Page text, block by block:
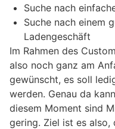
Suche nach
Suche nach einem
Ladengeschäft
Im Rahmen des
also noch ganz am
gewünscht, es soll
werden. Genau da
diesem Moment sind
gering. Ziel ist es also,